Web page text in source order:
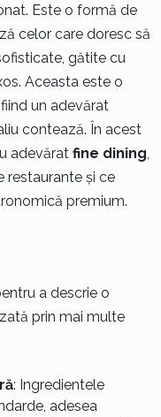
Este o formă de
celor care doresc să
gătite cu
Aceasta este o
un adevărat
contează. În acest
adevărat fine dining,
restaurante și ce
premium.
a descrie o
prin mai multe
: Ingredientele
adesea